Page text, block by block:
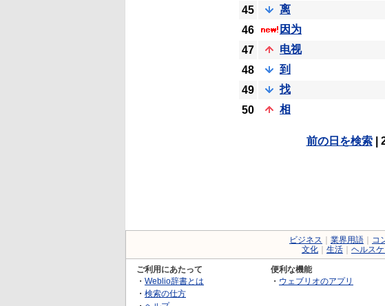
45
离
46
因为
47
电视
48
到
49
找
50
相
前の日を検索|
ビジネス 業界用語 コ
文化
生活 ヘルスケ
ご利用にあたって
・ Weblio辞書とは
・ 検索の仕方
便利な機能
・ ウェブリオのアプリ